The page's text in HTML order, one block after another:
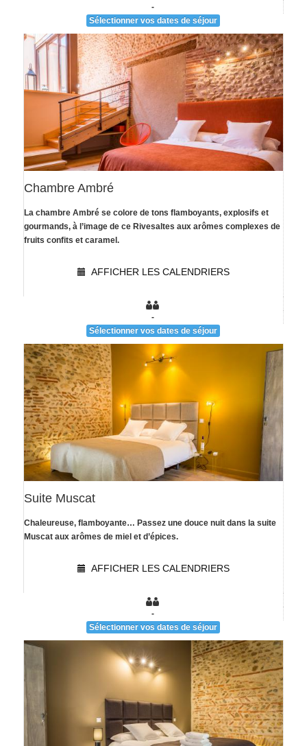
-
Sélectionner vos dates de séjour
[voir la fiche détail]
Chambre Ambré
La chambre Ambré se colore de tons flamboyants, explosifs et
gourmands, à l’image de ce Rivesaltes aux arômes complexes de
fruits confits et caramel.
AFFICHER LES CALENDRIERS
-
Sélectionner vos dates de séjour
[voir la fiche détail]
Suite Muscat
Chaleureuse, flamboyante… Passez une douce nuit dans la suite
Muscat aux arômes de miel et d’épices.
AFFICHER LES CALENDRIERS
-
Sélectionner vos dates de séjour